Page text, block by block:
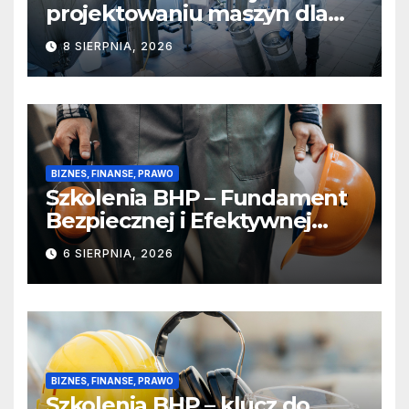
projektowaniu maszyn dla
sektora spożywczego,
farmaceutycznego i
chemicznego
8 SIERPNIA, 2026
BIZNES, FINANSE, PRAWO
Szkolenia BHP – Fundament
Bezpiecznej i Efektywnej
Pracy
6 SIERPNIA, 2026
BIZNES, FINANSE, PRAWO